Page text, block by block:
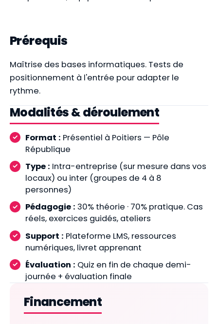
Prérequis
Maîtrise des bases informatiques. Tests de
positionnement à l'entrée pour adapter le
rythme.
Modalités & déroulement
Format : Présentiel à Poitiers — Pôle
République
Type : Intra-entreprise (sur mesure dans vos
locaux) ou inter (groupes de 4 à 8
personnes)
Pédagogie : 30% théorie · 70% pratique. Cas
réels, exercices guidés, ateliers
Support : Plateforme LMS, ressources
numériques, livret apprenant
Évaluation : Quiz en fin de chaque demi-
journée + évaluation finale
Financement